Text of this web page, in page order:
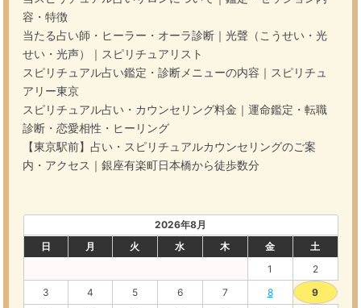
容・特徴
当たる占い師・ヒーラー・オーラ診断｜光聲（こうせい・光
せい・光声）｜スピリチュアリスト
スピリチュアル占い鑑定・診断メニューの内容｜スピリチュ
アリー東京
スピリチュアル占い・カウンセリング料金｜運命鑑定・転職
診断・恋愛相性・ヒーリング
【東京駅前】占い・スピリチュアルカウンセリングのご案
内・アクセス｜銀座有楽町日本橋から徒歩数分
2026年8月
日
月 火 水 木 金
土
1
2
3
4 5 6 7 8
9